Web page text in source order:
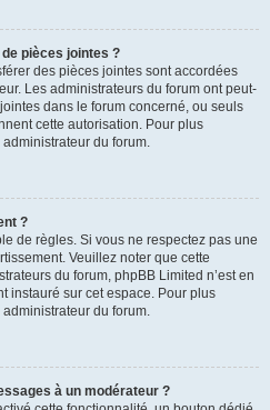
pièces jointes ?
des pièces jointes sont accordées
Les administrateurs du forum ont peut-
dans le forum concerné, ou seuls
cette autorisation. Pour plus
du forum.
?
de règles. Si vous ne respectez pas une
Veuillez noter que cette
du forum, phpBB Limited n’est en
instauré sur cet espace. Pour plus
du forum.
à un modérateur ?